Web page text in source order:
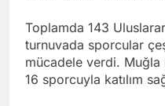
Toplamda 143
turnuvada sporcular
mücadele verdi. Muğla
16 sporcuyla katılım